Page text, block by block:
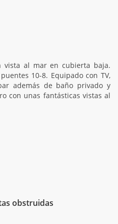
vista al mar en cubierta baja.
10-8. Equipado con TV,
además de baño privado y
con unas fantásticas vistas al
obstruidas